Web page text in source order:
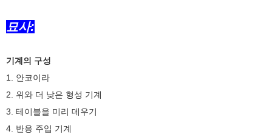
묘사:
기계의 구성
1. 안코이라
2. 위와 더 낮은 형성 기계
3. 테이블을 미리 데우기
4. 반응 주입 기계